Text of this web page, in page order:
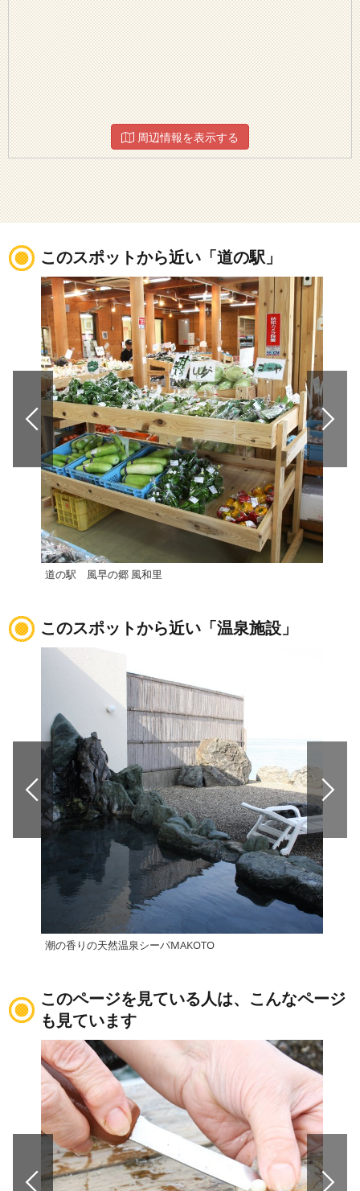
周辺情報を表示する
このスポットから近い「道の駅」
道の駅 風早の郷 風和里
このスポットから近い「温泉施設」
潮の香りの天然温泉シーパMAKOTO
このページを見ている人は、こんなページ
も見ています